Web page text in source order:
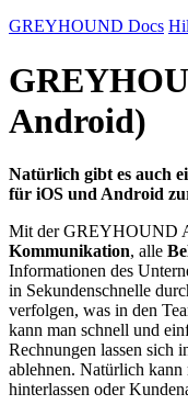
GREYHOUND Docs
Android)
Natürlich gibt es auch
für iOS und Android
Mit der GREYHOUND
Kommunikation, alle
Informationen des
in Sekundenschnelle
verfolgen, was in den
kann man schnell und
Rechnungen lassen sich
ablehnen. Natürlich kann
hinterlassen oder